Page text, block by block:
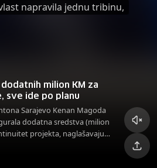
napravila jednu tribinu,
milion KM za
sve ide po planu
Sarajevo Kenan Magoda
dodatna sredstva (milion
projekta, naglašavajući